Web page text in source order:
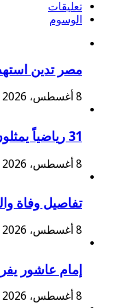
تعليقات
الوسوم
مصر تدين
8 أغسطس، 2026
31 رياضياً يمثلون سورية في ثماني ألعاب بـ”متوسطية تارانتو 2026″
8 أغسطس، 2026
تفاصيل وفاة
8 أغسطس، 2026
إمام عاشور
8 أغسطس، 2026